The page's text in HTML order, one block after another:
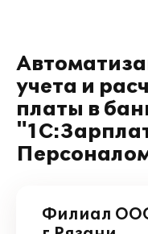
учета и
платы в
Филиал